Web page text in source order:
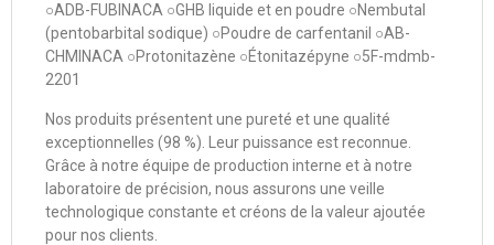
○ADB-FUBINACA ○GHB liquide et en poudre ○Nembutal
(pentobarbital sodique) ○Poudre de carfentanil ○AB-
CHMINACA ○Protonitazène ○Étonitazépyne ○5F-mdmb-
2201
Nos produits présentent une pureté et une qualité
exceptionnelles (98 %). Leur puissance est reconnue.
Grâce à notre équipe de production interne et à notre
laboratoire de précision, nous assurons une veille
technologique constante et créons de la valeur ajoutée
pour nos clients.